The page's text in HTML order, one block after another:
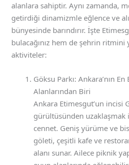
alanlara sahiptir. Aynı zamanda,
getirdiği dinamizmle eğlence ve
bünyesinde barındırır. İşte
bulacağınız hem de şehrin ritmini
aktiviteler:
Göksu Parkı: Ankara’nın En
Alanlarından Biri
Ankara Etimesgut’un incisi
gürültüsünden uzaklaşmak
cennet. Geniş yürüme ve
göleti, çeşitli kafe ve
alanı sunar. Ailece piknik